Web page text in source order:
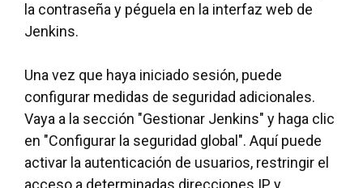
la contraseña y péguela en la interfaz web de
Jenkins.
Una vez que haya iniciado sesión, puede
configurar medidas de seguridad adicionales.
Vaya a la sección "Gestionar Jenkins" y haga clic
en "Configurar la seguridad global". Aquí puede
activar la autenticación de usuarios, restringir el
acceso a determinadas direcciones IP y